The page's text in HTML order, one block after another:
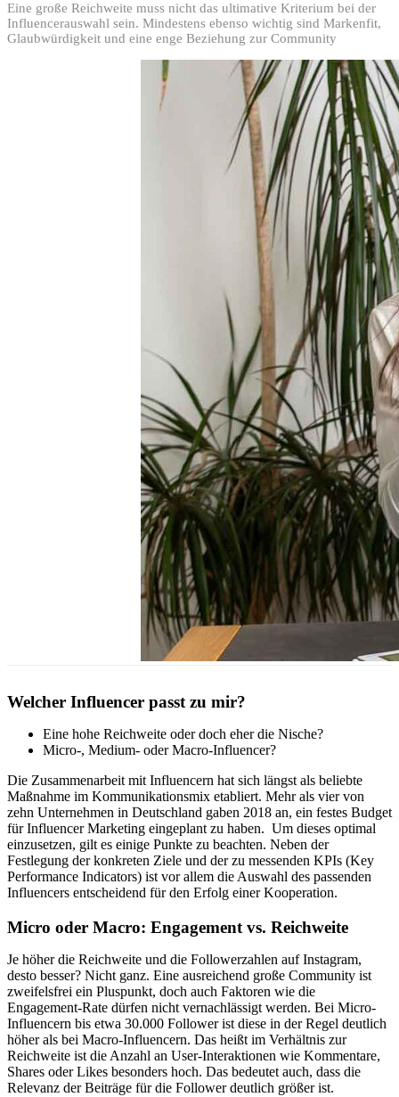
Eine große Reichweite muss nicht das ultimative Kriterium bei der
Influencerauswahl sein. Mindestens ebenso wichtig sind Markenfit,
Glaubwürdigkeit und eine enge Beziehung zur Community
Welcher Influencer passt zu mir?
Eine hohe Reichweite oder doch eher die Nische?
Micro-, Medium- oder Macro-Influencer?
Die Zusammenarbeit mit Influencern hat sich längst als beliebte
Maßnahme im Kommunikationsmix etabliert. Mehr als vier von
zehn Unternehmen in Deutschland gaben 2018 an, ein festes Budget
für Influencer Marketing eingeplant zu haben. Um dieses optimal
einzusetzen, gilt es einige Punkte zu beachten. Neben der
Festlegung der konkreten Ziele und der zu messenden KPIs (Key
Performance Indicators) ist vor allem die Auswahl des passenden
Influencers entscheidend für den Erfolg einer Kooperation.
Micro oder Macro: Engagement vs. Reichweite
Je höher die Reichweite und die Followerzahlen auf Instagram,
desto besser? Nicht ganz. Eine ausreichend große Community ist
zweifelsfrei ein Pluspunkt, doch auch Faktoren wie die
Engagement-Rate dürfen nicht vernachlässigt werden. Bei Micro-
Influencern bis etwa 30.000 Follower ist diese in der Regel deutlich
höher als bei Macro-Influencern. Das heißt im Verhältnis zur
Reichweite ist die Anzahl an User-Interaktionen wie Kommentare,
Shares oder Likes besonders hoch. Das bedeutet auch, dass die
Relevanz der Beiträge für die Follower deutlich größer ist.